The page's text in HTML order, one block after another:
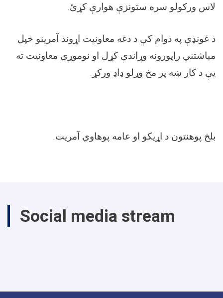
لاس ورکولو سره ستونزې هوارې کړئ.
د غونډې په دوام کې د دغه معاونيت اړوند آمرينو خپل
مياشتني راپورونه وړاندې کړل او نوموړي معاونيت ته
يې د کار ښه پر مخ وړلو ډاډ ورکړ .
بلخ پوهنتون د اړيکو او عامه پوهاوي آمريت.
Social media stream